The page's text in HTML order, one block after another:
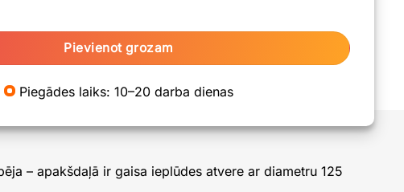
MBN 10kW L daudzums
Pievienot grozam
Piegādes laiks: 10–20 darba dienas
– apakšdaļā ir gaisa ieplūdes atvere ar diametru 125